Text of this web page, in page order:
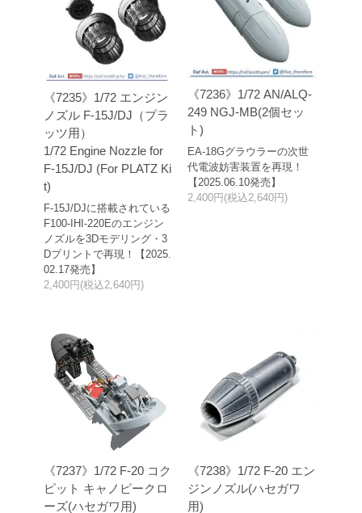
《7235》1/72 エンジン
ノズル F-15J/DJ（プラ
ッツ用）
1/72 Engine Nozzle for
F-15J/DJ (For PLATZ Ki
t)
F-15J/DJに搭載されている
F100-IHI-220Eのエンジン
ノズルを3Dモデリング・3
Dプリントで再現！【2025.
02.17発売】
2,400円(税込2,640円)
《7236》1/72 AN/ALQ-
249 NGJ-MB(2個セッ
ト)
EA-18Gグラウラーの次世
代電波妨害装置を再現！
【2025.06.10発売】
2,400円(税込2,640円)
《7237》1/72 F-20 コク
ピット キャノピークロ
ーズ(ハセガワ用)
《7238》1/72 F-20 エン
ジンノズル(ハセガワ
用)